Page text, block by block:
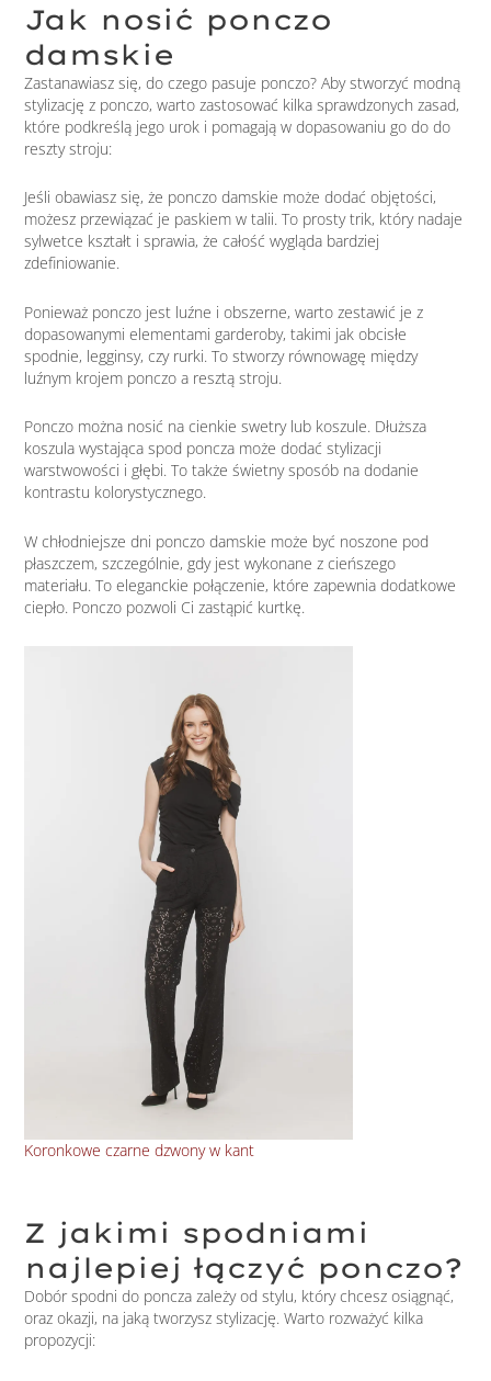
Jak nosić ponczo
damskie
Zastanawiasz się, do czego pasuje ponczo? Aby stworzyć modną
stylizację z ponczo, warto zastosować kilka sprawdzonych zasad,
które podkreślą jego urok i pomagają w dopasowaniu go do do
reszty stroju:
Jeśli obawiasz się, że ponczo damskie może dodać objętości,
możesz przewiązać je paskiem w talii. To prosty trik, który nadaje
sylwetce kształt i sprawia, że całość wygląda bardziej
zdefiniowanie.
Ponieważ ponczo jest luźne i obszerne, warto zestawić je z
dopasowanymi elementami garderoby, takimi jak obcisłe
spodnie, legginsy, czy rurki. To stworzy równowagę między
luźnym krojem ponczo a resztą stroju.
Ponczo można nosić na cienkie swetry lub koszule. Dłuższa
koszula wystająca spod poncza może dodać stylizacji
warstwowości i głębi. To także świetny sposób na dodanie
kontrastu kolorystycznego.
W chłodniejsze dni ponczo damskie może być noszone pod
płaszczem, szczególnie, gdy jest wykonane z cieńszego
materiału. To eleganckie połączenie, które zapewnia dodatkowe
ciepło. Ponczo pozwoli Ci zastąpić kurtkę.
Koronkowe czarne dzwony w kant
Z jakimi spodniami
najlepiej łączyć ponczo?
Dobór spodni do poncza zależy od stylu, który chcesz osiągnąć,
oraz okazji, na jaką tworzysz stylizację. Warto rozważyć kilka
propozycji: